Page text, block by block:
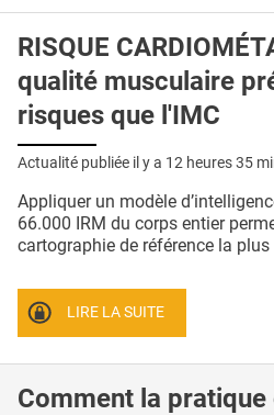
RISQUE
qualité musculaire
risques que l'IMC
Actualité publiée il y a 12 heures 35
Appliquer un modèle
66.000 IRM du corps entier
cartographie de référence la plus
LIRE LA SUITE
Comment la pratique